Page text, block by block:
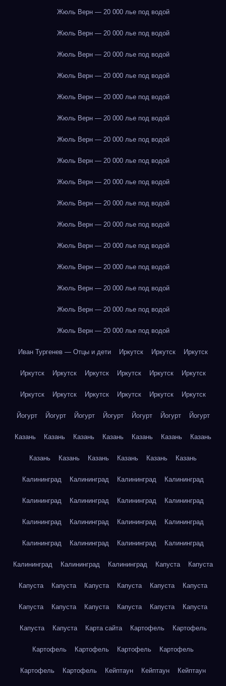
Жюль Верн — 20 000 лье под водой
Жюль Верн — 20 000 лье под водой
Жюль Верн — 20 000 лье под водой
Жюль Верн — 20 000 лье под водой
Жюль Верн — 20 000 лье под водой
Жюль Верн — 20 000 лье под водой
Жюль Верн — 20 000 лье под водой
Жюль Верн — 20 000 лье под водой
Жюль Верн — 20 000 лье под водой
Жюль Верн — 20 000 лье под водой
Жюль Верн — 20 000 лье под водой
Жюль Верн — 20 000 лье под водой
Жюль Верн — 20 000 лье под водой
Жюль Верн — 20 000 лье под водой
Жюль Верн — 20 000 лье под водой
Жюль Верн — 20 000 лье под водой
Иван Тургенев — Отцы и дети Иркутск Иркутск Иркутск
Иркутск Иркутск Иркутск Иркутск Иркутск Иркутск
Иркутск Иркутск Иркутск Иркутск Иркутск Иркутск
Йогурт Йогурт Йогурт Йогурт Йогурт Йогурт Йогурт
Казань Казань Казань Казань Казань Казань Казань
Казань Казань Казань Казань Казань Казань
Калининград Калининград Калининград Калининград
Калининград Калининград Калининград Калининград
Калининград Калининград Калининград Калининград
Калининград Калининград Калининград Калининград
Калининград Калининград Калининград Капуста Капуста
Капуста Капуста Капуста Капуста Капуста Капуста
Капуста Капуста Капуста Капуста Капуста Капуста
Капуста Капуста Карта сайта Картофель Картофель
Картофель Картофель Картофель Картофель
Картофель Картофель Кейптаун Кейптаун Кейптаун